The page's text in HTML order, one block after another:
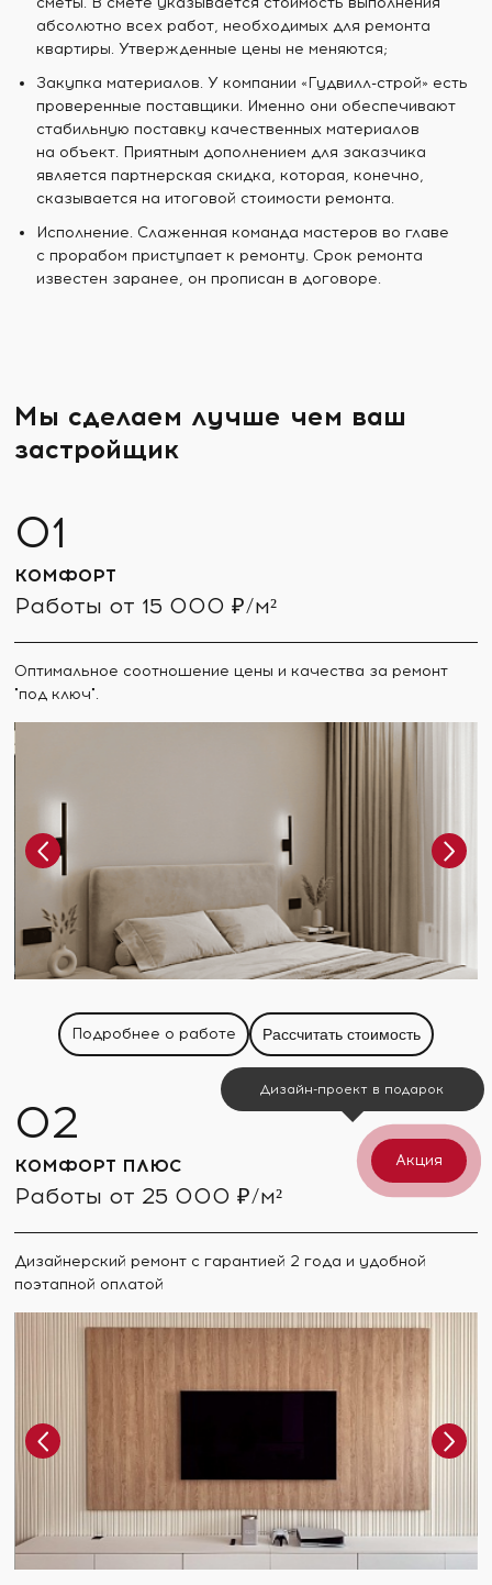
абсолютно всех работ, необходимых для ремонта
квартиры. Утвержденные цены не меняются;
Закупка материалов. У компании «Гудвилл-строй» есть
проверенные поставщики. Именно они обеспечивают
стабильную поставку качественных материалов
на объект. Приятным дополнением для заказчика
является партнерская скидка, которая, конечно,
сказывается на итоговой стоимости ремонта.
Исполнение. Слаженная команда мастеров во главе
с прорабом приступает к ремонту. Срок ремонта
известен заранее, он прописан в договоре.
Мы сделаем лучше чем ваш
застройщик
КОМФОРТ
Работы от 15 000 ₽/м²
Оптимальное соотношение цены и качества за ремонт
"под ключ".
Подробнее о работе Рассчитать стоимость
КОМФОРТ ПЛЮС
Работы от 25 000 ₽/м²
Дизайнерский ремонт с гарантией 2 года и удобной
поэтапной оплатой
Акция
Дизайн-проект в подарок